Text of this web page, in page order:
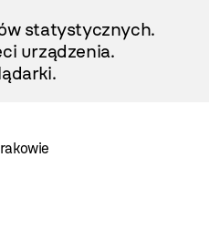
statystycznych.
urządzenia.